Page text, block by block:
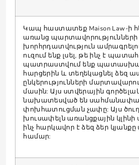
Կապ հաստատեք Maison Law-ի
առանց պարտավորությունների
խորհրդատվություն
ուզում ենք լսել, թե ինչ է
պատրաստվում ենք
հարցերին և տեղեկացնել ձեզ
ընկերությունների
մասին: Այս ստվերային
նախատեսված են
փոխհատուցման չափը: Այս
խուսափելն առանցքային կլինի
ինչ հարկավոր է ձեզ ձեր կյանքը
համար: